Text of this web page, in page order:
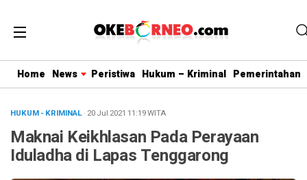
Home News Peristiwa Hukum – Kriminal Pemerintahan
HUKUM - KRIMINAL· 20 Jul 2021 11:19WITA
Maknai Keikhlasan Pada Perayaan
Iduladha di Lapas Tenggarong